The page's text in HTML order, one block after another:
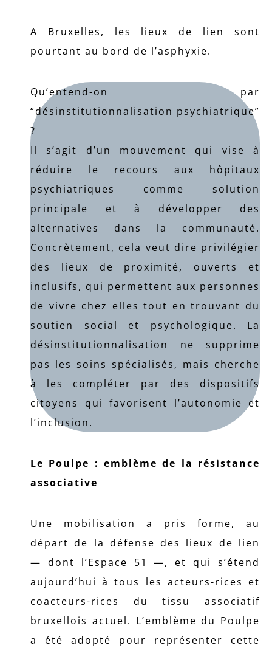
A Bruxelles, les lieux de lien sont
pourtant au bord de l’asphyxie.
Qu’entend-on par
“désinstitutionnalisation psychiatrique”
?
Il s’agit d’un mouvement qui vise à
réduire le recours aux hôpitaux
psychiatriques comme solution
principale et à développer des
alternatives dans la communauté.
Concrètement, cela veut dire privilégier
des lieux de proximité, ouverts et
inclusifs, qui permettent aux personnes
de vivre chez elles tout en trouvant du
soutien social et psychologique. La
désinstitutionnalisation ne supprime
pas les soins spécialisés, mais cherche
à les compléter par des dispositifs
citoyens qui favorisent l’autonomie et
l’inclusion.
Le Poulpe : emblème de la résistance
associative
Une mobilisation a pris forme, au
départ de la défense des lieux de lien
— dont l’Espace 51 —, et qui s’étend
aujourd’hui à tous les acteurs-rices et
coacteurs-rices du tissu associatif
bruxellois actuel. L’emblème du Poulpe
a été adopté pour représenter cette